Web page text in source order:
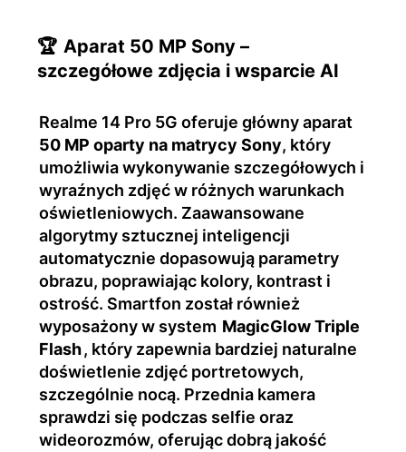
🏆 Aparat 50 MP Sony –
szczegółowe zdjęcia i wsparcie AI
Realme 14 Pro 5G oferuje główny aparat
50 MP oparty na matrycy Sony, który
umożliwia wykonywanie szczegółowych i
wyraźnych zdjęć w różnych warunkach
oświetleniowych. Zaawansowane
algorytmy sztucznej inteligencji
automatycznie dopasowują parametry
obrazu, poprawiając kolory, kontrast i
ostrość. Smartfon został również
wyposażony w system MagicGlow Triple
Flash, który zapewnia bardziej naturalne
doświetlenie zdjęć portretowych,
szczególnie nocą. Przednia kamera
sprawdzi się podczas selfie oraz
wideorozmów, oferując dobrą jakość